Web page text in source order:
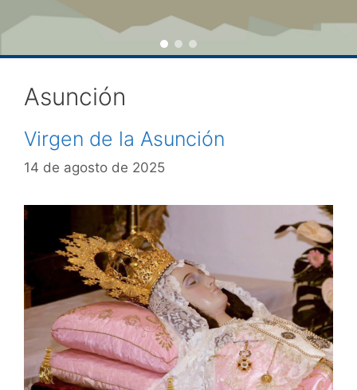
Asunción
Virgen de la Asunción
14 de agosto de 2025